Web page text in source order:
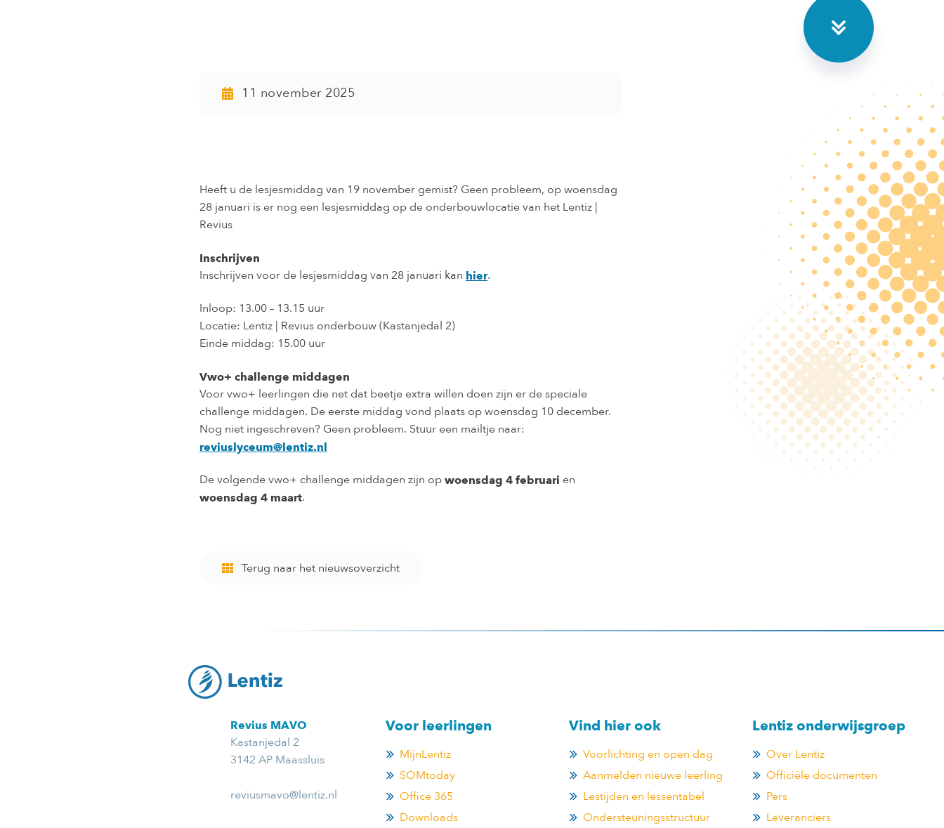
11 november 2025
Heeft u de lesjesmiddag van 19 november gemist? Geen probleem, op woensdag
28 januari is er nog een lesjesmiddag op de onderbouwlocatie van het Lentiz |
Revius
Inschrijven
Inschrijven voor de lesjesmiddag van 28 januari kan hier.
Inloop: 13.00 – 13.15 uur
Locatie: Lentiz | Revius onderbouw (Kastanjedal 2)
Einde middag: 15.00 uur
Vwo+ challenge middagen
Voor vwo+ leerlingen die net dat beetje extra willen doen zijn er de speciale
challenge middagen. De eerste middag vond plaats op woensdag 10 december.
Nog niet ingeschreven? Geen probleem. Stuur een mailtje naar:
reviuslyceum@lentiz.nl
De volgende vwo+ challenge middagen zijn op woensdag 4 februari en
woensdag 4 maart.
Terug naar het nieuwsoverzicht
Revius MAVO
Kastanjedal 2
3142 AP Maassluis
reviusmavo@lentiz.nl
Voor leerlingen
MijnLentiz
SOMtoday
Office 365
Downloads
Vind hier ook
Voorlichting en open dag
Aanmelden nieuwe leerling
Lestijden en lessentabel
Ondersteuningsstructuur
Lentiz onderwijsgroep
Over Lentiz
Officiële documenten
Pers
Leveranciers